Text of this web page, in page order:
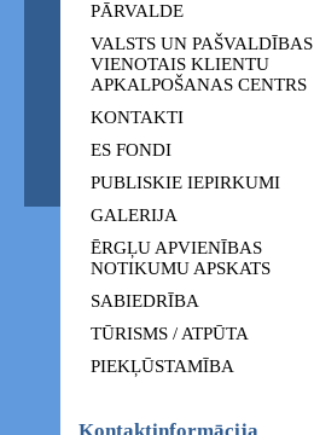
PĀRVALDE
VALSTS UN PAŠVALDĪBAS
VIENOTAIS KLIENTU
APKALPOŠANAS CENTRS
KONTAKTI
ES FONDI
PUBLISKIE IEPIRKUMI
GALERIJA
ĒRGĻU APVIENĪBAS
NOTIKUMU APSKATS
SABIEDRĪBA
TŪRISMS / ATPŪTA
PIEKĻŪSTAMĪBA